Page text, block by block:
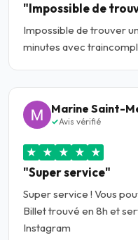
"Impossible de
Impossible de trouver
minutes avec
★ ★ ★ ★ ★
"Super service"
Super service ! Vous
Billet trouvé en 8h et
Instagram
Marine Saint-
Avis vérifié